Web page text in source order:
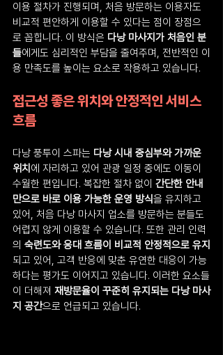
이용 절차가 진행되며, 처음 방문하는 이용자도
비교적 편안하게 이용할 수 있다는 점이 장점으
로 꼽힙니다. 이 방식은 다낭 마사지가 처음인 분
들에게도 심리적인 부담을 줄여주며, 전반적인 이
용 만족도를 높이는 요소로 작용하고 있습니다.
접근성 좋은 위치와 안정적인 서비스
흐름
다낭 풍투이 스파는 다낭 시내 중심부와 가까운
위치 에 자리하고 있어 관광 일정 중에도 이동이
수월한 편입니다. 복잡한 절차 없이 간단한 안내
만으로 바로 이용 가능한 운영 방식을 유지하고
있어, 처음 다낭 마사지 업소를 방문하는 분들도
어렵지 않게 이용할 수 있습니다. 또한 관리 인력
의 숙련도와 응대 흐름이 비교적 안정적으로 유지
되고 있어, 고객 반응에 맞춘 유연한 대응이 가능
하다는 평가도 이어지고 있습니다. 이러한 요소들
이 더해져 재방문율이 꾸준히 유지되는 다낭 마사
지 공간으로 언급되고 있습니다.